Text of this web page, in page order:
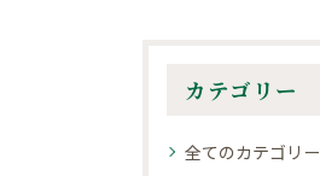
カテゴリー
全てのカテゴリー